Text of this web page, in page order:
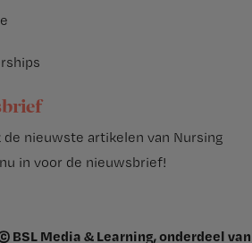
nieuwste artikelen van Nursing
in voor de nieuwsbrief!
BSL Media & Learning, onderdeel van